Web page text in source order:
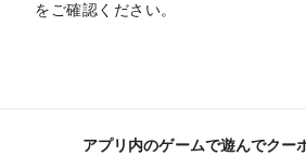
をご確認ください。
アプリ内のゲームで遊んでクー